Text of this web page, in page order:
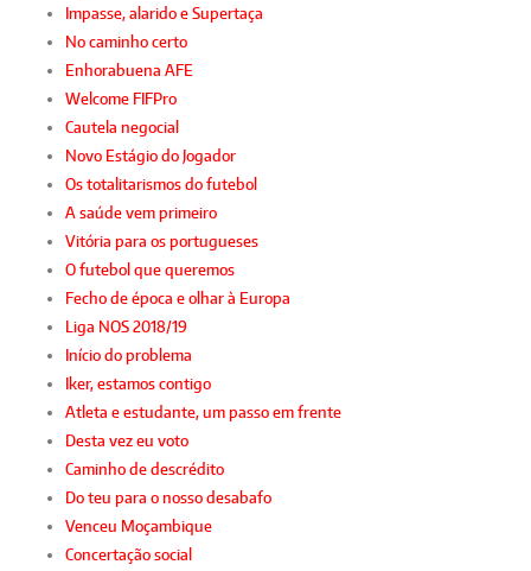
Impasse, alarido e Supertaça
No caminho certo
Enhorabuena AFE
Welcome FIFPro
Cautela negocial
Novo Estágio do Jogador
Os totalitarismos do futebol
A saúde vem primeiro
Vitória para os portugueses
O futebol que queremos
Fecho de época e olhar à Europa
Liga NOS 2018/19
Início do problema
Iker, estamos contigo
Atleta e estudante, um passo em frente
Desta vez eu voto
Caminho de descrédito
Do teu para o nosso desabafo
Venceu Moçambique
Concertação social